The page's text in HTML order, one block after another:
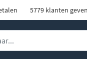
5779 klanten